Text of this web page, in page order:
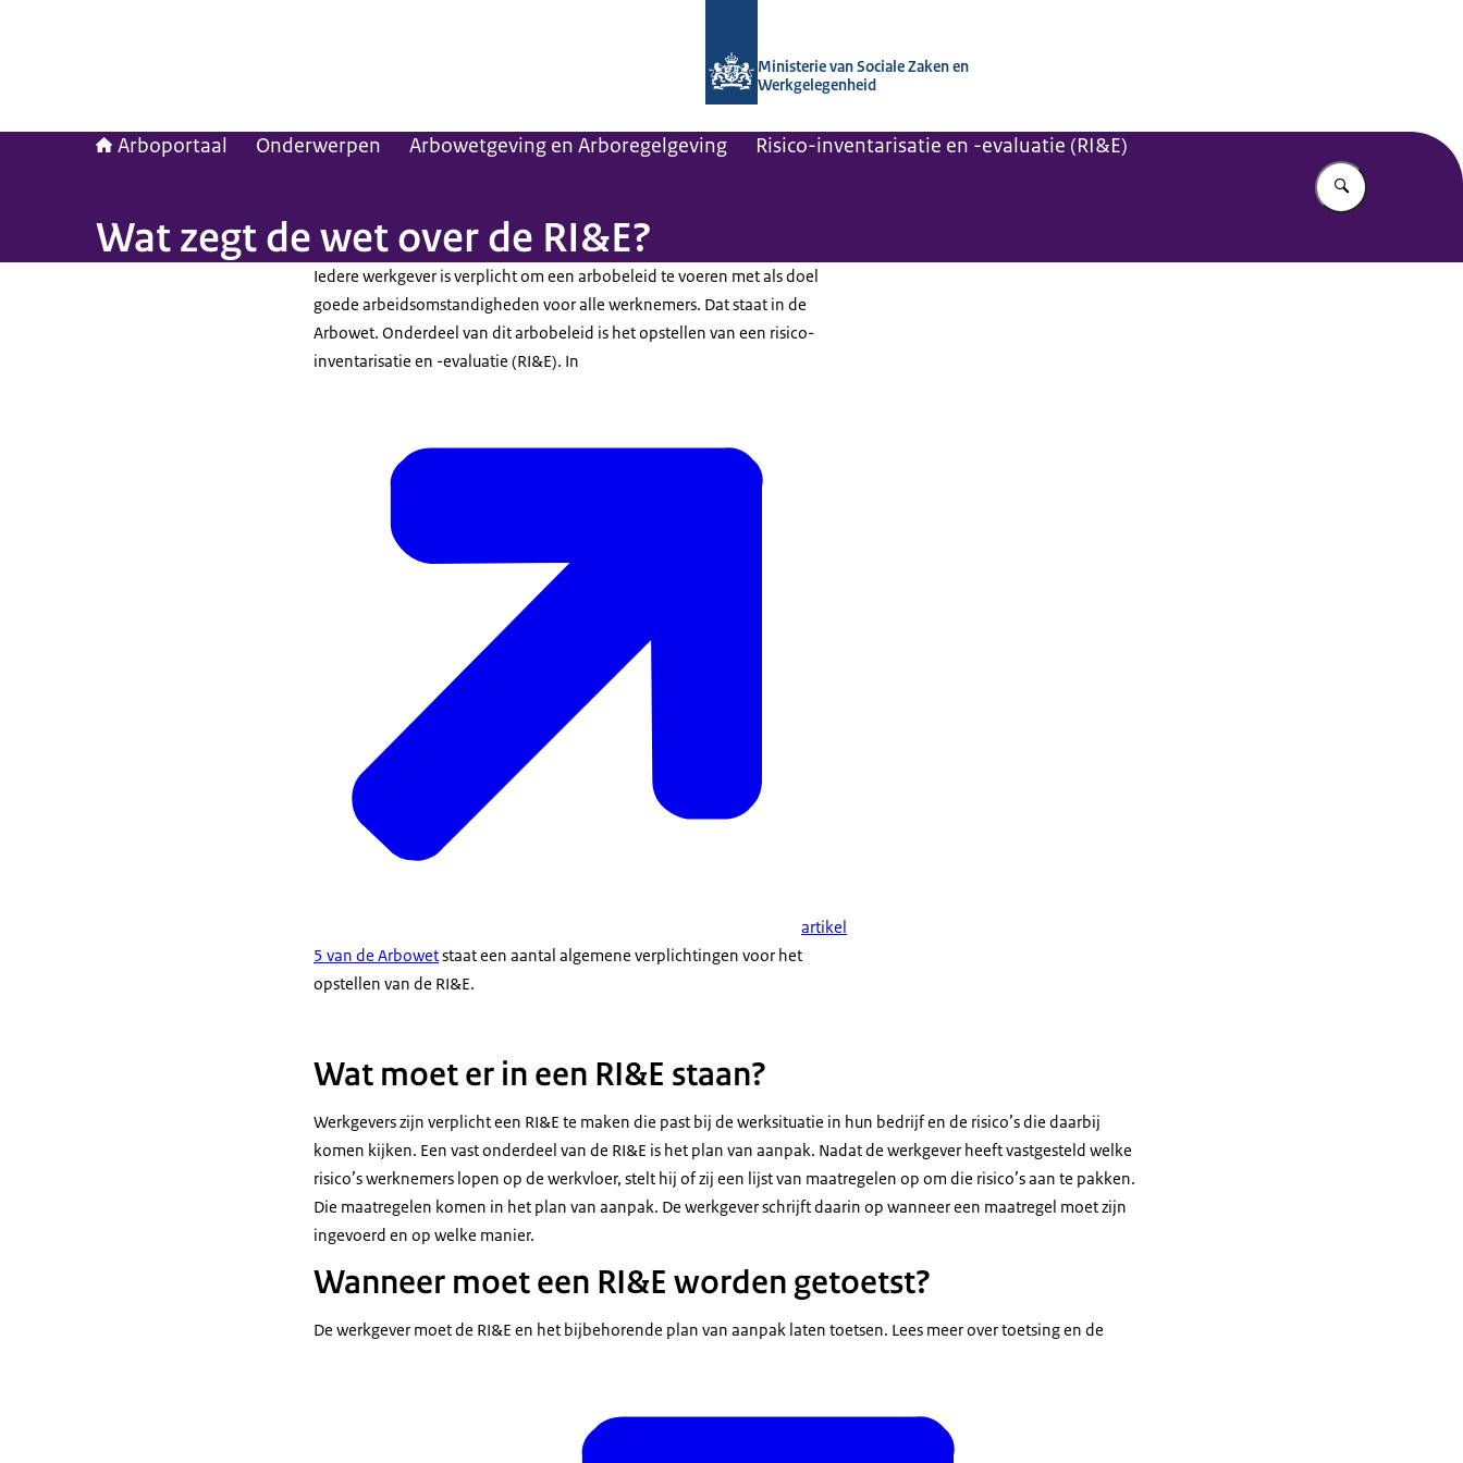
Ministerie van Sociale Zaken en
Werkgelegenheid
Arboportaal Onderwerpen Arbowetgeving en Arboregelgeving Risico-inventarisatie en -evaluatie (RI&E)
Vul in wat u
Wat zegt de wet over de RI&E?
Iedere werkgever is verplicht om een arbobeleid te voeren met als doel
goede arbeidsomstandigheden voor alle werknemers. Dat staat in de
Arbowet. Onderdeel van dit arbobeleid is het opstellen van een risico-
inventarisatie en -evaluatie (RI&E). In
artikel
5 van de Arbowetstaat een aantal algemene verplichtingen voor het
opstellen van de RI&E.
Wat moet er in een RI&E staan?
Werkgevers zijn verplicht een RI&E te maken die past bij de werksituatie in hun bedrijf en de risico’s die daarbij
komen kijken. Een vast onderdeel van de RI&E is het plan van aanpak. Nadat de werkgever heeft vastgesteld welke
risico’s werknemers lopen op de werkvloer, stelt hij of zij een lijst van maatregelen op om die risico’s aan te pakken.
Die maatregelen komen in het plan van aanpak. De werkgever schrijft daarin op wanneer een maatregel moet zijn
ingevoerd en op welke manier.
Wanneer moet een RI&E worden getoetst?
De werkgever moet de RI&E en het bijbehorende plan van aanpak laten toetsen. Lees meer over toetsing en de